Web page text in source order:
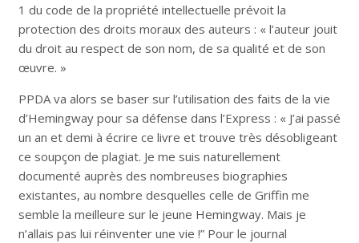
1 du code de la propriété intellectuelle prévoit la
protection des droits moraux des auteurs : « l’auteur jouit
du droit au respect de son nom, de sa qualité et de son
œuvre. »
PPDA va alors se baser sur l’utilisation des faits de la vie
d’Hemingway pour sa défense dans l’Express : « J’ai passé
un an et demi à écrire ce livre et trouve très désobligeant
ce soupçon de plagiat. Je me suis naturellement
documenté auprès des nombreuses biographies
existantes, au nombre desquelles celle de Griffin me
semble la meilleure sur le jeune Hemingway. Mais je
n’allais pas lui réinventer une vie !” Pour le journal